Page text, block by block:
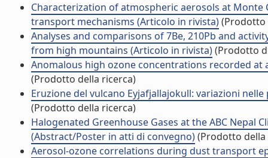
Characterization of atmospheric aerosols at
transport mechanisms (Articolo in rivista)(Prodotto
Analyses and comparisons of 7Be, 210Pb and
from high mountains (Articolo in rivista)(Prodotto
Anomalous high ozone concentrations recorded
(Prodotto della ricerca)
Eruzione del vulcano Eyjafjallajokull: variazioni
(Prodotto della ricerca)
Halogenated Greenhouse Gases at the ABC Nepal
(Abstract/Poster in atti di convegno)(Prodotto della
Aerosol-ozone correlations during dust transport